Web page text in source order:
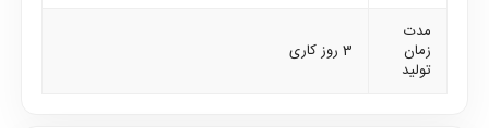
مدت
زمان
تولید
3 روز کاری